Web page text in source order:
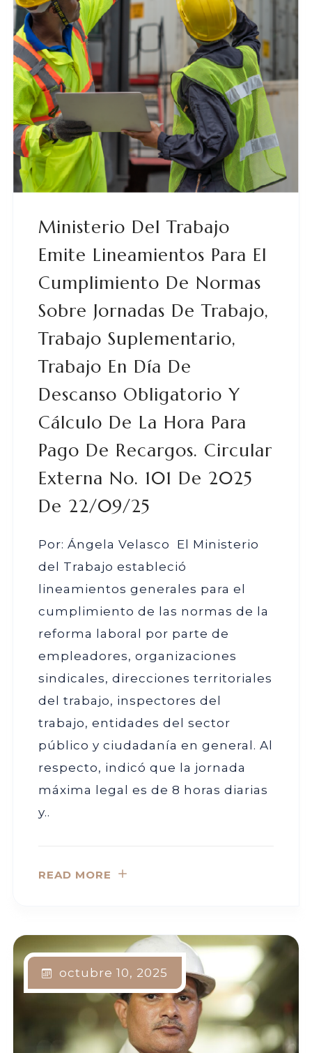
Ministerio Del Trabajo
Emite Lineamientos Para El
Cumplimiento De Normas
Sobre Jornadas De Trabajo,
Trabajo Suplementario,
Trabajo En Día De
Descanso Obligatorio Y
Cálculo De La Hora Para
Pago De Recargos. Circular
Externa No. 101 De 2025
De 22/09/25
Por: Ángela Velasco El Ministerio
del Trabajo estableció
lineamientos generales para el
cumplimiento de las normas de la
reforma laboral por parte de
empleadores, organizaciones
sindicales, direcciones territoriales
del trabajo, inspectores del
trabajo, entidades del sector
público y ciudadanía en general. Al
respecto, indicó que la jornada
máxima legal es de 8 horas diarias
y..
READ MORE
octubre 10, 2025